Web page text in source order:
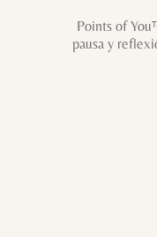
Points of
pausa y